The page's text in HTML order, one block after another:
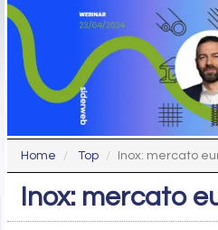
Home Top Inox: mercato
Inox: mercato